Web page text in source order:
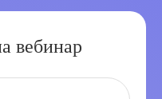
вебинар